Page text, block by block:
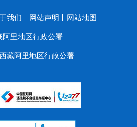
我们 网站声明 网站地图
阿里地区行政公署
藏阿里地区行政公署